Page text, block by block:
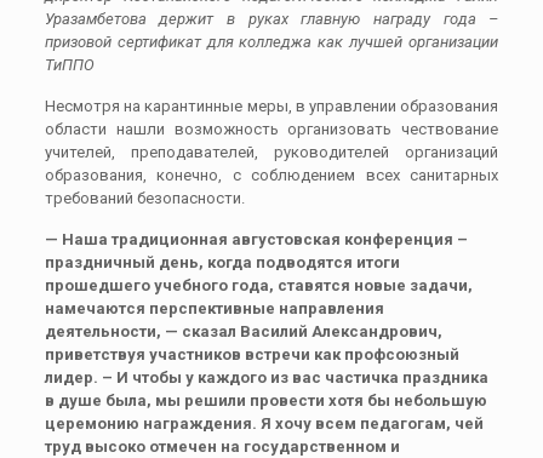
Уразамбетова держит в руках главную награду года –
призовой сертификат для колледжа как лучшей организации
ТиППО
Несмотря на карантинные меры, в управлении образования
области нашли возможность организовать чествование
учителей, преподавателей, руководителей организаций
образования, конечно, с соблюдением всех санитарных
требований безопасности.
— Наша традиционная августовская конференция –
праздничный день, когда подводятся итоги
прошедшего учебного года, ставятся новые задачи,
намечаются перспективные направления
деятельности, — сказал Василий Александрович,
приветствуя участников встречи как профсоюзный
лидер. – И чтобы у каждого из вас частичка праздника
в душе была, мы решили провести хотя бы небольшую
церемонию награждения. Я хочу всем педагогам, чей
труд высоко отмечен на государственном и